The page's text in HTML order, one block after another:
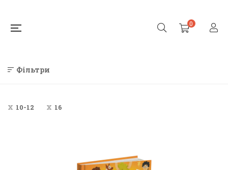
0
Фільтри
10-12 16